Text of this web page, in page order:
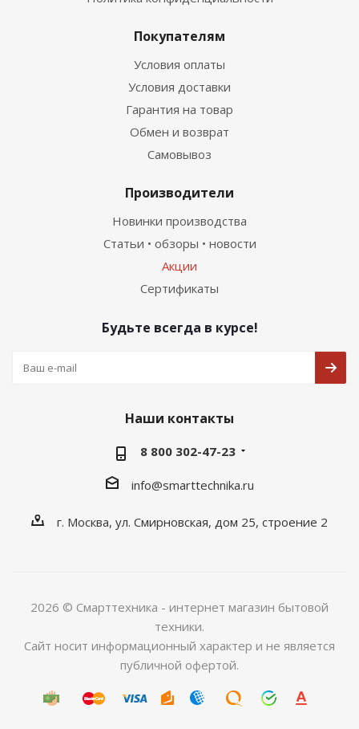
Покупателям
Условия оплаты
Условия доставки
Гарантия на товар
Обмен и возврат
Самовывоз
Производители
Новинки производства
Статьи • обзоры • новости
Акции
Сертификаты
Будьте всегда в курсе!
Наши контакты
8 800 302-47-23
info@smarttechnika.ru
г. Москва, ул. Смирновская, дом 25, строение 2
2026 © Смарттехника - интернет магазин бытовой
техники.
Сайт носит информационный характер и не является
публичной офертой.